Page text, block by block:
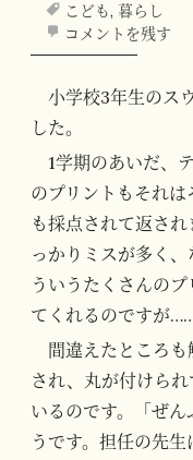
こども, 暮らし
コメントを残す
小学校3年生のス
した。
1学期のあいだ、
のプリントもそれ
も採点されて返さ
っかりミスが多く
ういうたくさんの
てくれるのですが……
間違えたところ
され、丸が付けら
いるのです。「ぜ
うです。担任の先